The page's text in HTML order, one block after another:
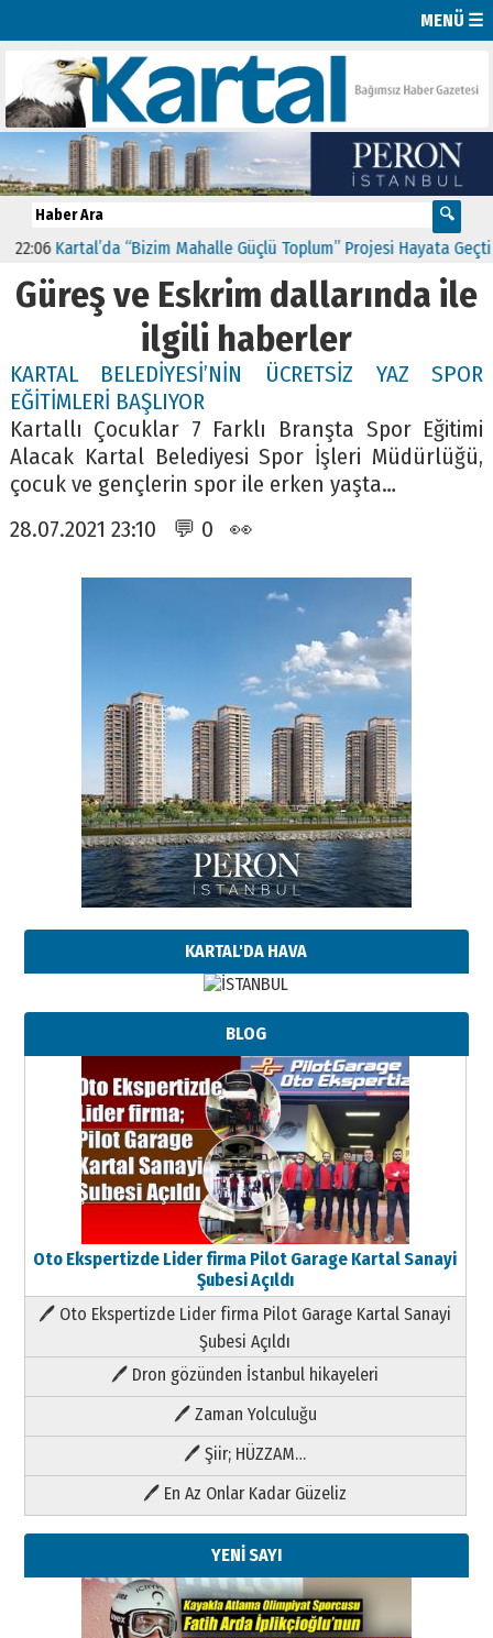
MENÜ ☰
Kartal’da “Bizim Mahalle Güçlü Toplum” Projesi Hayata Geçti
Güreş ve Eskrim dallarında ile
ilgili haberler
KARTAL BELEDİYESİ’NİN ÜCRETSİZ YAZ SPOR
EĞİTİMLERİ BAŞLIYOR
Kartallı Çocuklar 7 Farklı Branşta Spor Eğitimi
Alacak Kartal Belediyesi Spor İşleri Müdürlüğü,
çocuk ve gençlerin spor ile erken yaşta…
28.07.2021 23:10 💬 0 👀
KARTAL'DA HAVA
BLOG
Oto Ekspertizde Lider firma Pilot Garage Kartal Sanayi
Şubesi Açıldı
🖊 Oto Ekspertizde Lider firma Pilot Garage Kartal Sanayi
Şubesi Açıldı
🖊 Dron gözünden İstanbul hikayeleri
🖊 Zaman Yolculuğu
🖊 Şiir; HÜZZAM…
🖊 En Az Onlar Kadar Güzeliz
YENİ SAYI